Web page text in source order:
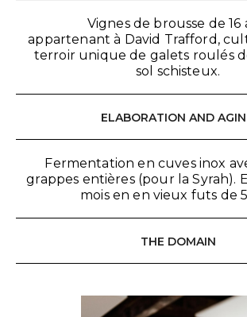
Vignes de brousse de 16
appartenant à David Trafford,
terroir unique de galets roulés
sol schisteux.
ELABORATION AND
Fermentation en cuves inox
grappes entières (pour la Syrah).
mois en en vieux futs de
THE DOMAIN